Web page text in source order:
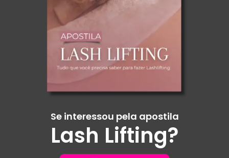
Se interessou pela apostila
Lash Lifting?